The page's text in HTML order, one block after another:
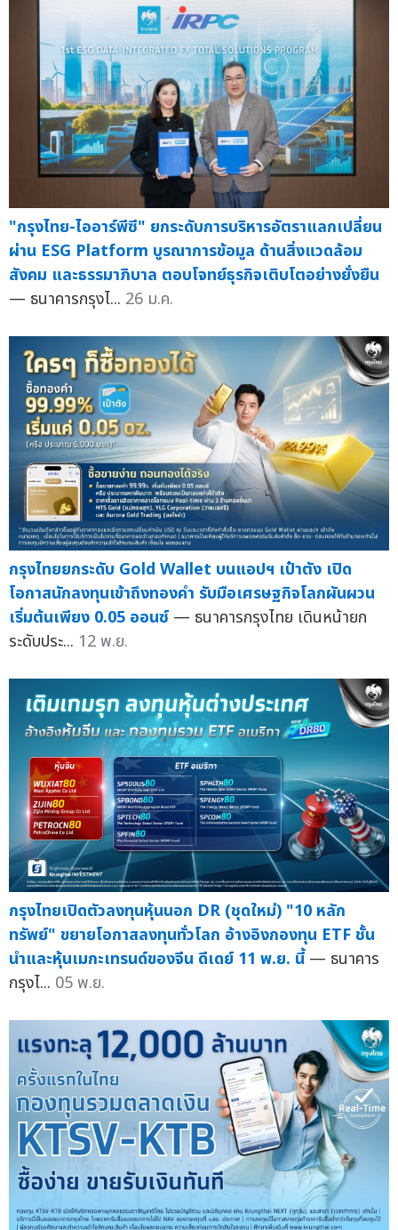
"กรุงไทย-ไออาร์พีซี" ยกระดับการบริหารอัตราแลกเปลี่ยน
ผ่าน ESG Platform บูรณาการข้อมูล ด้านสิ่งแวดล้อม
สังคม และธรรมาภิบาล ตอบโจทย์ธุรกิจเติบโตอย่างยั่งยืน
— ธนาคารกรุงไ... 26 ม.ค.
กรุงไทยยกระดับ Gold Wallet บนแอปฯ เป๋าตัง เปิด
โอกาสนักลงทุนเข้าถึงทองคำ รับมือเศรษฐกิจโลกผันผวน
เริ่มต้นเพียง 0.05 ออนซ์ — ธนาคารกรุงไทย เดินหน้ายก
ระดับประ... 12 พ.ย.
กรุงไทยเปิดตัวลงทุนหุ้นนอก DR (ชุดใหม่) "10 หลัก
ทรัพย์" ขยายโอกาสลงทุนทั่วโลก อ้างอิงกองทุน ETF ชั้น
นำและหุ้นเมกะเทรนด์ของจีน ดีเดย์ 11 พ.ย. นี้ — ธนาคาร
กรุงไ... 05 พ.ย.